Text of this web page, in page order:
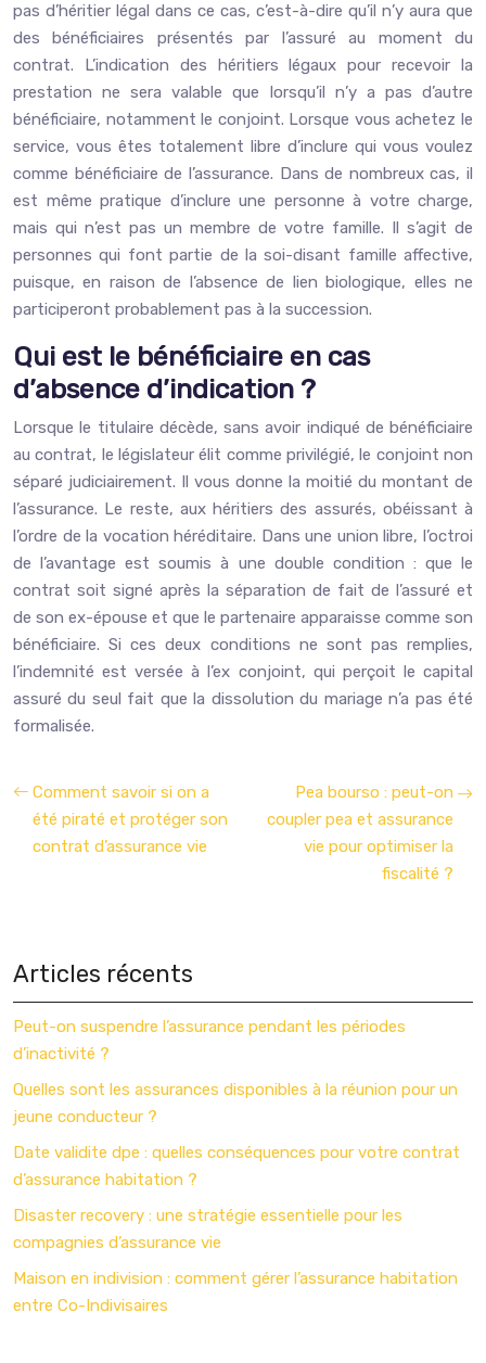
pas d’héritier légal dans ce cas, c’est-à-dire qu’il n’y aura que
des bénéficiaires présentés par l’assuré au moment du
contrat. L’indication des héritiers légaux pour recevoir la
prestation ne sera valable que lorsqu’il n’y a pas d’autre
bénéficiaire, notamment le conjoint. Lorsque vous achetez le
service, vous êtes totalement libre d’inclure qui vous voulez
comme bénéficiaire de l’assurance. Dans de nombreux cas, il
est même pratique d’inclure une personne à votre charge,
mais qui n’est pas un membre de votre famille. Il s’agit de
personnes qui font partie de la soi-disant famille affective,
puisque, en raison de l’absence de lien biologique, elles ne
participeront probablement pas à la succession.
Qui est le bénéficiaire en cas
d’absence d’indication ?
Lorsque le titulaire décède, sans avoir indiqué de bénéficiaire
au contrat, le législateur élit comme privilégié, le conjoint non
séparé judiciairement. Il vous donne la moitié du montant de
l’assurance. Le reste, aux héritiers des assurés, obéissant à
l’ordre de la vocation héréditaire. Dans une union libre, l’octroi
de l’avantage est soumis à une double condition : que le
contrat soit signé après la séparation de fait de l’assuré et
de son ex-épouse et que le partenaire apparaisse comme son
bénéficiaire. Si ces deux conditions ne sont pas remplies,
l’indemnité est versée à l’ex conjoint, qui perçoit le capital
assuré du seul fait que la dissolution du mariage n’a pas été
formalisée.
Comment savoir si on a
été piraté et protéger son
contrat d’assurance vie
Pea bourso : peut-on
coupler pea et assurance
vie pour optimiser la
fiscalité ?
Articles récents
Peut-on suspendre l’assurance pendant les périodes
d’inactivité ?
Quelles sont les assurances disponibles à la réunion pour un
jeune conducteur ?
Date validite dpe : quelles conséquences pour votre contrat
d’assurance habitation ?
Disaster recovery : une stratégie essentielle pour les
compagnies d’assurance vie
Maison en indivision : comment gérer l’assurance habitation
entre Co-Indivisaires